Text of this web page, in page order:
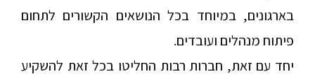
בארגונים, במיוחד בכל הנושאים הקשורים לתחום
פיתוח מנהלים ועובדים.
יחד עם זאת, חברות רבות החליטו בכל זאת להשקיע